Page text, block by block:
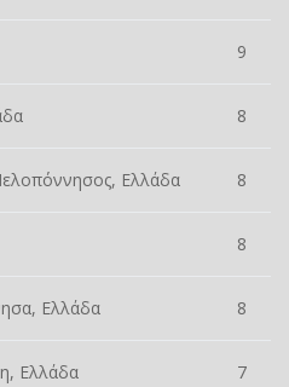
9
8
Ελλάδα 8
8
Ελλάδα 8
Ελλάδα 7